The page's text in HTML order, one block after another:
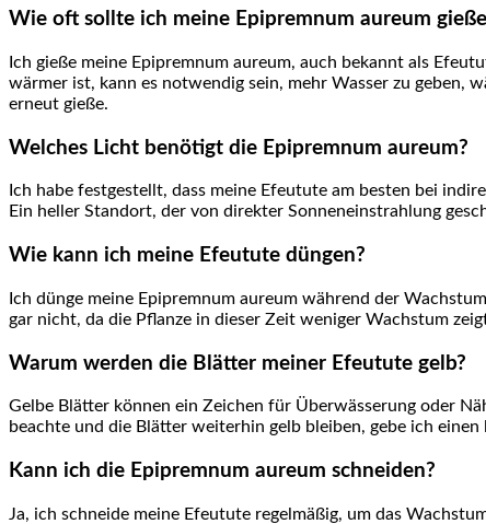
Wie oft sollte ich meine Epipremnum‍ aureum
Ich gieße meine Epipremnum aureum, auch⁢ bekannt als
wärmer ist, kann es notwendig sein, mehr ​Wasser zu
erneut gieße.
Welches Licht benötigt die Epipremnum aureum?
Ich​ habe festgestellt, dass meine Efeutute am ⁣besten bei
Ein heller Standort, der von⁢ direkter Sonneneinstrahlung
Wie kann ich ⁤meine Efeutute düngen?
Ich dünge meine Epipremnum aureum während der
gar nicht, da die Pflanze in dieser Zeit weniger Wachstum
Warum werden die Blätter⁤ meiner Efeutute gelb?
Gelbe Blätter können ein Zeichen für Überwässerung oder
beachte und die Blätter weiterhin gelb bleiben, gebe ich⁣ einen
Kann ich die ⁤Epipremnum aureum schneiden?
Ja, ich schneide meine Efeutute regelmäßig, um das